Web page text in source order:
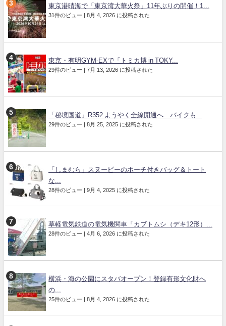
東京港晴海で「東京湾大華火祭」11年ぶりの開催！1...
31件のビュー | 8月 4, 2026 に投稿された
東京・有明GYM-EXで「トミカ博 in TOKY...
29件のビュー | 7月 13, 2026 に投稿された
「秘境国道」R352 ようやく全線開通へ バイクも...
29件のビュー | 8月 25, 2025 に投稿された
「しまむら」スヌーピーのポーチ付きバッグ＆トート
な...
28件のビュー | 9月 4, 2025 に投稿された
草軽電気鉄道の電気機関車「カブトムシ（デキ12形）...
28件のビュー | 4月 6, 2026 に投稿された
横浜・海の公園にスタバオープン！登録有形文化財へ
の...
25件のビュー | 8月 4, 2026 に投稿された